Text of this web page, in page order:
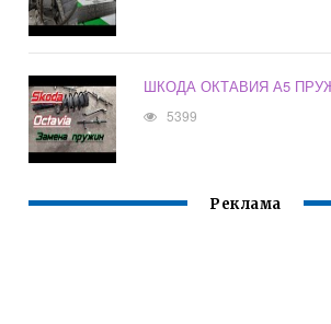
ШКОДА ОКТАВИЯ А5
5399
Реклама